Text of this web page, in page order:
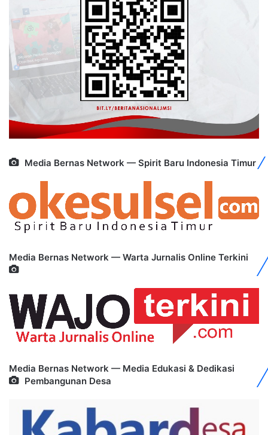
Media Bernas Network — Spirit Baru Indonesia Timur
Media Bernas Network — Warta Jurnalis Online Terkini
Media Bernas Network — Media Edukasi & Dedikasi
Pembangunan Desa